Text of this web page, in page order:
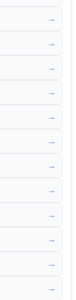
→
→
→
→
→
→
→
→
→
→
→
→